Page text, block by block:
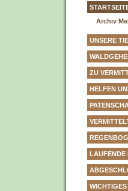
Archiv
UNSERE
ZU
HELFEN
LAUFENDE
WICHTIGES